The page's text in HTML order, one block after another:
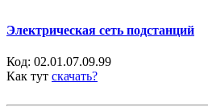
Электрическая сеть подстанций
Код: 02.01.07.09.99
Как тут скачать?